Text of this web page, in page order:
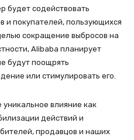
будет содействовать
и покупателей, пользующихся
сокращение выбросов на
Alibaba планирует
будут поощрять
или стимулировать его.
влияние как
действий и
продавцов и наших